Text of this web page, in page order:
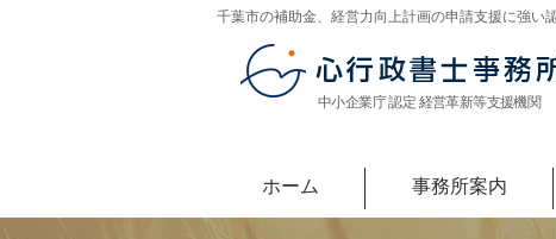
千葉市の補助金、経営力向上計画の申請支援に強い
心行政書士亊務
中小企業庁 認定 経営革新等支援機関
ホーム 事務所案内